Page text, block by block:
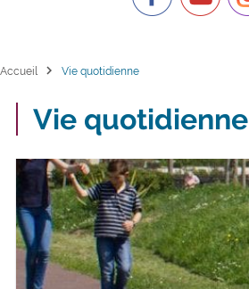
Accueil chevron_right Vie quotidienne
Vie quotidienne